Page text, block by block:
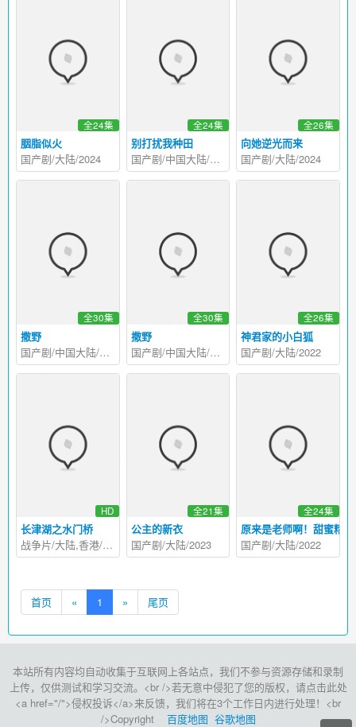
胭脂似火
全24集
国产剧/大陆/2024
别打扰我种田
全24集
国产剧/中国大陆/2024
向她逆光而来
全26集
国产剧/大陆/2024
撒野
全30集
国产剧/中国大陆/2023
撒野
全30集
国产剧/中国大陆/2023
神君家的小白狐
全26集
国产剧/大陆/2022
长津湖之水门桥
HD
战争片/大陆,香港/2022
公主的新衣
全21集
国产剧/大陆/2023
原来是老师啊！甜蜜精
全24集
国产剧/大陆/2022
首页 « 1 » 尾页
本站所有内容均自动收集于互联网上各站点，我们不参与资源存储和录制
上传，仅供测试和学习交流。<br />若无意中侵犯了您的版权，请点击此处
<a href="/">侵权投诉</a>来反馈，我们将在3个工作日内进行处理！<br
/>Copyright 百度地图 谷歌地图